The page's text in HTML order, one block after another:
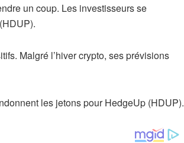
un coup. Les investisseurs se
Malgré l’hiver crypto, ses prévisions
les jetons pour HedgeUp (HDUP).